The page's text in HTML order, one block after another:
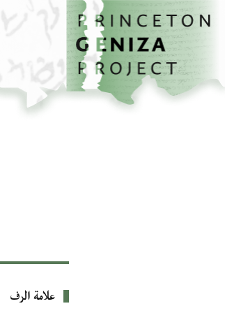
تخطي إلى المحتوى الرئيسي
الصفحة الرئيسية
بيانات التعريف
علامة الرف